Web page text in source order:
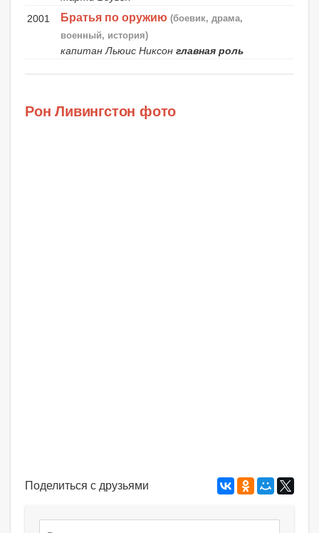
2001
Братья по оружию (боевик, драма,
военный, история)
капитан Льюис Никсон главная роль
Рон Ливингстон фото
Поделиться с друзьями